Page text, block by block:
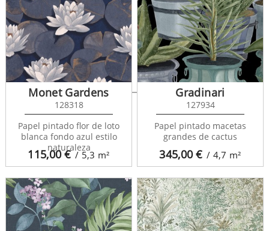
Western Land 677302
115,00€ / 5,3 m²
Monet Gardens
128318
Papel pintado flor de loto
blanca fondo azul estilo
naturaleza
345,00€ / 4,7 m²
Gradinari
127934
Papel pintado macetas
grandes de cactus